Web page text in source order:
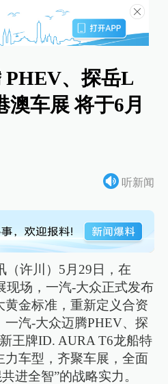
PHEV、探岳L
车展 将于6月
听新闻
（许川）5月29日，在
现场，一汽-大众正式发布
金标准，重新定义合资
汽-大众迈腾PHEV、探
王牌ID. AURA T6龙船特
力车型，齐聚车展，全面
进全智”的战略实力。